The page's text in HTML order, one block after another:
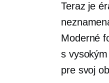
Teraz je
Moderné
s
pre svoj